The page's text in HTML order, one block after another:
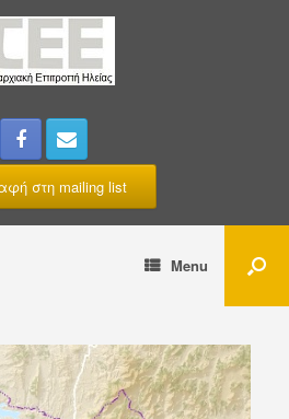
στη mailing list
Menu